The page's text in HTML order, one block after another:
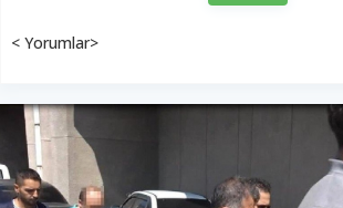
< Yorumlar>